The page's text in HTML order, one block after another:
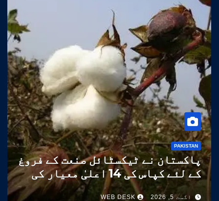
PAKISTAN
پاکستان نے ٹیکسٹائل صنعت کے فروغ
کے لئے کپاس کی 14 اعلیٰ معیار کی
اقسام تیار کر لیں
اگست 5, 2026 WEB DESK